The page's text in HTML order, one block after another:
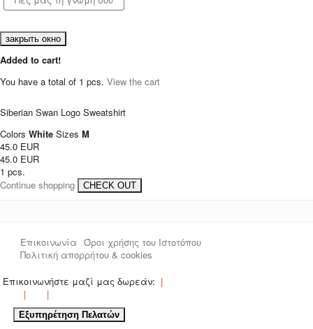
закрыть окно
Added to cart!
You have a total of 1 pcs. View the cart
Siberian Swan Logo Sweatshirt
Colors White Sizes M
45.0 EUR
45.0 EUR
1 pcs.
Continue shopping
CHECK OUT
Επικοινωνία Όροι χρήσης του Ιστοτόπου
Πολιτική απορρήτου & cookies
Επικοινωνήστε μαζί μας δωρεάν:
Εξυπηρέτηση Πελατών